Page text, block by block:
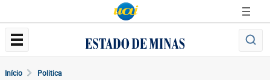
Início Politica